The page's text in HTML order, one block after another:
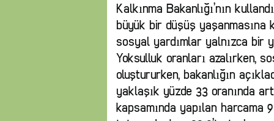
Kalkınma Bakanlığı’nın
büyük bir düşüş yaşanmasına
sosyal yardımlar yalnızca bir
Yoksulluk oranları azalırken,
oluştururken, bakanlığın
yaklaşık yüzde 33 oranında
kapsamında yapılan harcama